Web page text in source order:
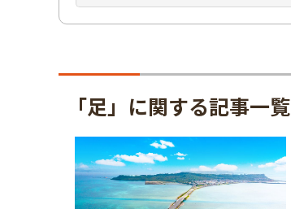
「足」に関する記事一覧